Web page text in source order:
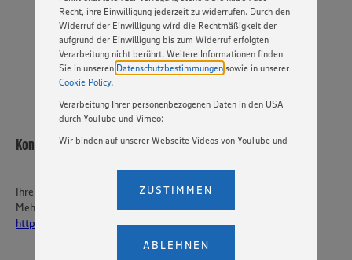
Recht, ihre Einwilligung jederzeit zu widerrufen. Durch den
Widerruf der Einwilligung wird die Rechtmäßigkeit der
aufgrund der Einwilligung bis zum Widerruf erfolgten
Verarbeitung nicht berührt. Weitere Informationen finden
Sie in unseren Datenschutzbestimmungen sowie in unserer
Cookie Policy.
Verarbeitung Ihrer personenbezogenen Daten in den USA
durch YouTube und Vimeo:
Wir binden auf unserer Webseite Videos von YouTube und
Einstellungen bezüglich YouTube und Vimeo zu ändern,
ein, dass Ihre Daten (IP-Adresse, Zeitstempel, ggf.
Nutzerverhalten auf unserer Webseite) an die Anbieter der
Dienste YouTube und Vimeo in den USA übermittelt und
dort verarbeitet werden. Der EuGH sieht die USA als Land
mit einem nach europäischen Standards nicht
ABLEHNEN
ZUSTIMMEN
JETZT BEWERBEN
VIDEOBEWERBUNG
Kontakt
Ihre Ansprechperson
Mehr über EDEKA Südwest:
https://karriere-edeka.de/